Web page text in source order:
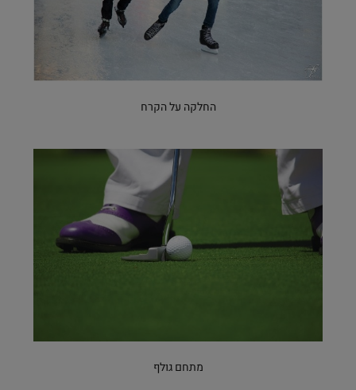
החלקה על הקרח
מתחם גולף